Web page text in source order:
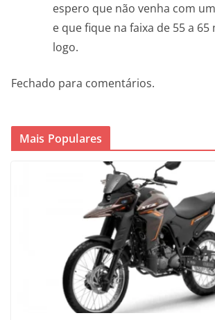
espero que não venha com
e que fique na faixa de 55 a 65
logo.
Fechado para comentários.
Mais Populares